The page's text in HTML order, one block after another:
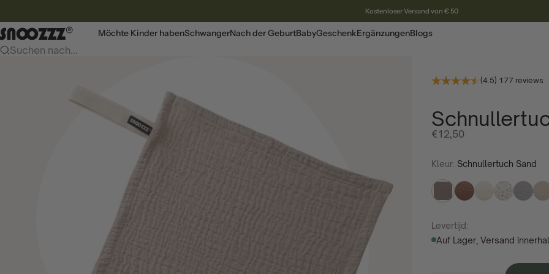
Kostenloser Versand von € 50
Snoozzz webshop Möchte Kinder habenSchwangerNach der GeburtBabyGeschenkErgänzungenBlogs
Suchen nach...
(4.5) 177 reviews
Angebotspreis
€12,50
Kleur: Schnullertuch Sand
Levertijd:
Auf Lager, Versand